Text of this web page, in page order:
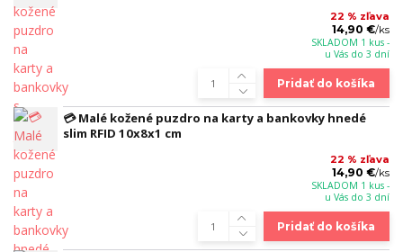
22 % zľava
14,90 €/ks
SKLADOM 1 kus -
u Vás do 3 dní
Pridať do košíka
💳 Malé kožené puzdro na karty a bankovky hnedé
slim RFID 10x8x1 cm
22 % zľava
14,90 €/ks
SKLADOM 1 kus -
u Vás do 3 dní
Pridať do košíka